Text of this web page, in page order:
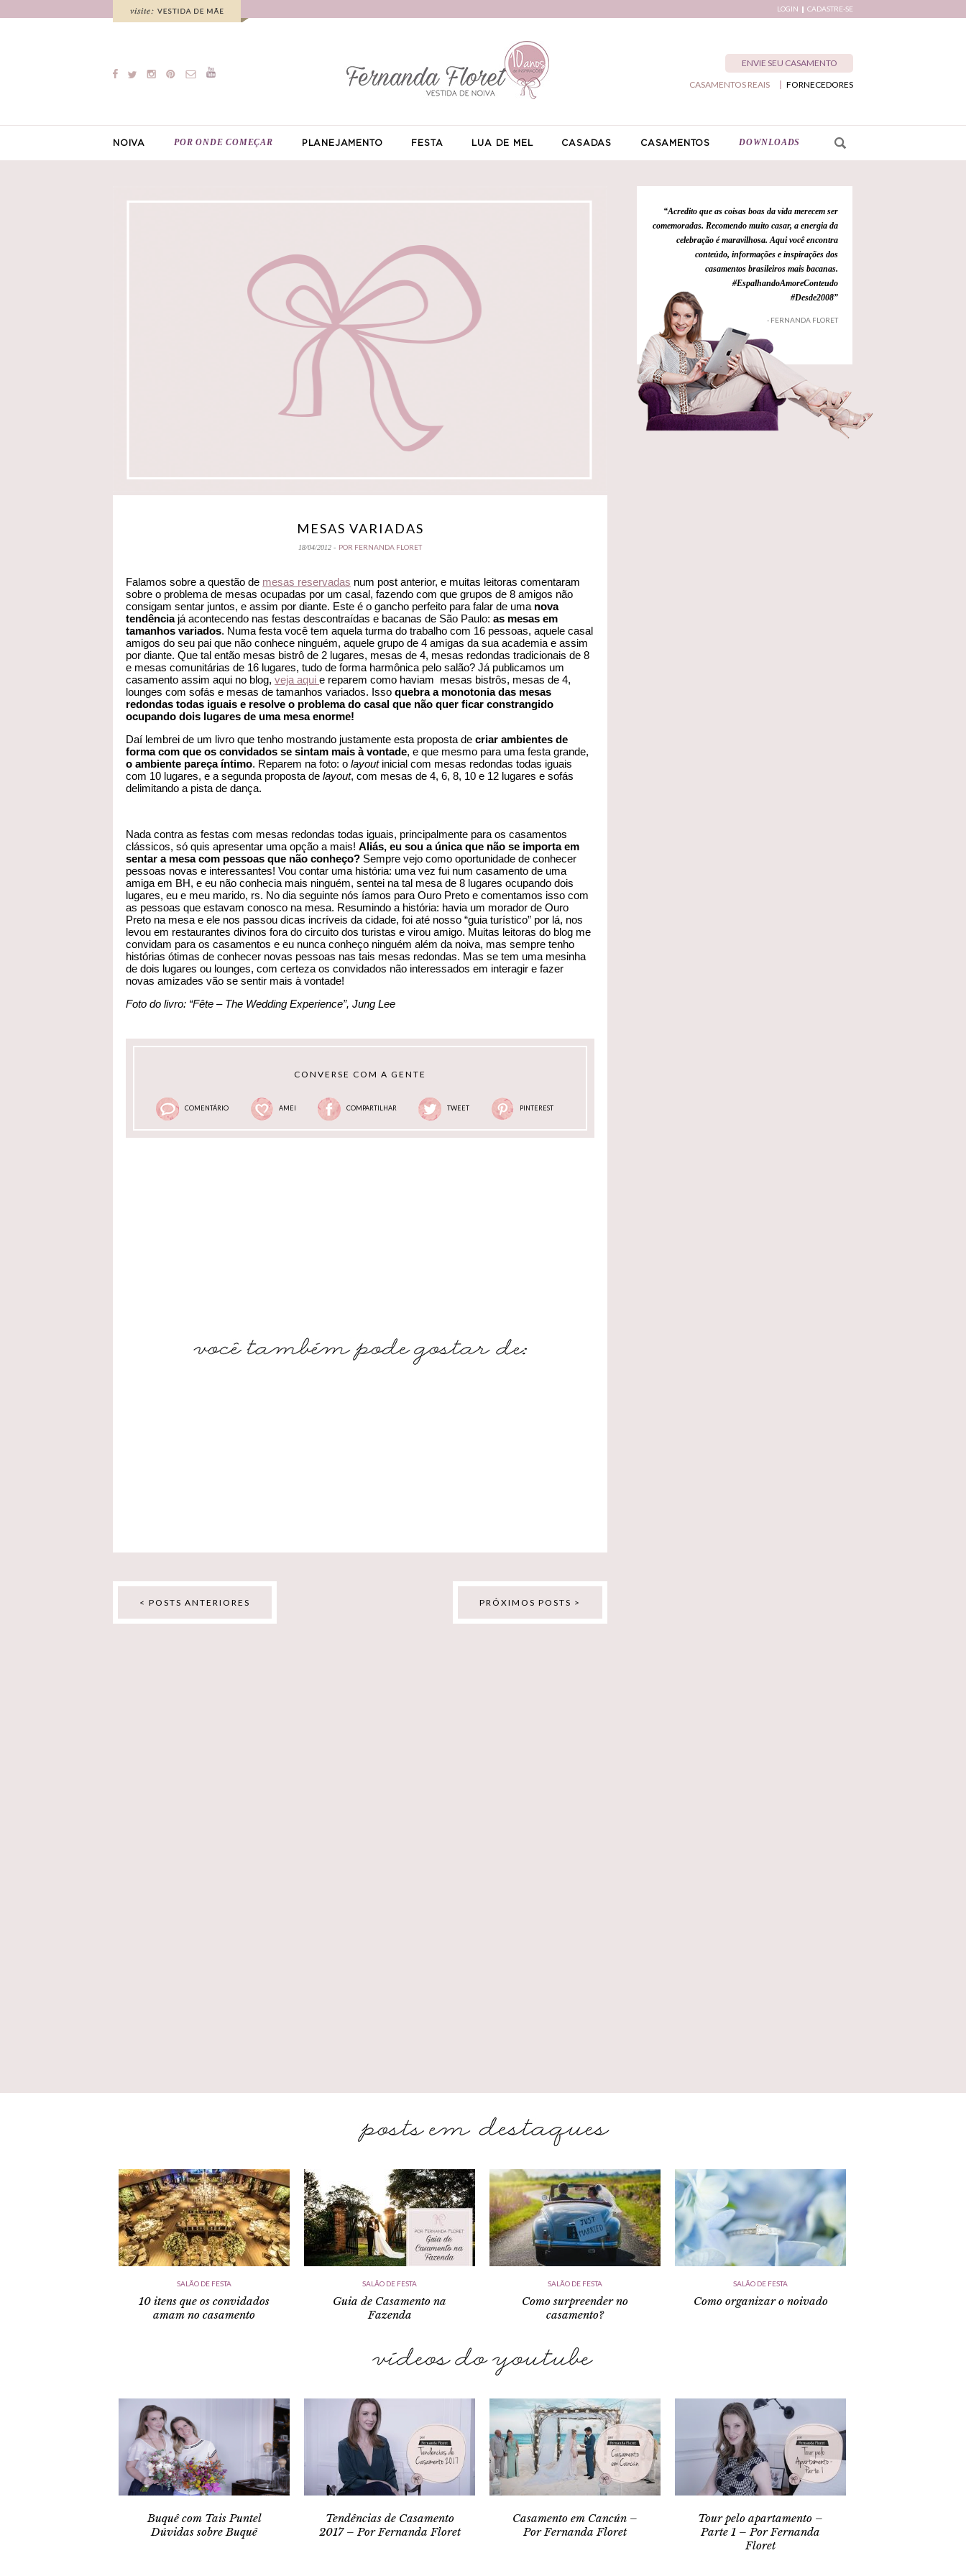
LOGIN CADASTRE-SE
ENVIE SEU CASAMENTO
FORNECEDORES
CASAMENTOS REAIS
NOIVA POR ONDE COMEÇAR PLANEJAMENTO FESTA LUA DE MEL CASADAS CASAMENTOS DOWNLOADS
MESAS VARIADAS
18/04/2012 - POR FERNANDA FLORET
Falamos sobre a questão de mesas reservadas num post anterior, e muitas leitoras comentaram
sobre o problema de mesas ocupadas por um casal, fazendo com que grupos de 8 amigos não
consigam sentar juntos, e assim por diante. Este é o gancho perfeito para falar de uma nova
tendênciajá acontecendo nas festas descontraídas e bacanas de São Paulo: as mesas em
tamanhos variados. Numa festa você tem aquela turma do trabalho com 16 pessoas, aquele casal
amigos do seu pai que não conhece ninguém, aquele grupo de 4 amigas da sua academia e assim
por diante. Que tal então mesas bistrô de 2 lugares, mesas de 4, mesas redondas tradicionais de 8
e mesas comunitárias de 16 lugares, tudo de forma harmônica pelo salão? Já publicamos um
casamento assim aqui no blog, veja aqui e reparem como haviam mesas bistrôs, mesas de 4,
lounges com sofás e mesas de tamanhos variados. Isso quebra a monotonia das mesas
redondas todas iguais e resolve o problema do casal que não quer ficar constrangido
ocupando dois lugares de uma mesa enorme!
Daí lembrei de um livro que tenho mostrando justamente esta proposta de criar ambientes de
forma com que os convidados se sintam mais à vontade, e que mesmo para uma festa grande,
o ambiente pareça íntimo. Reparem na foto: o layoutinicial com mesas redondas todas iguais
com 10 lugares, e a segunda proposta de layout, com mesas de 4, 6, 8, 10 e 12 lugares e sofás
delimitando a pista de dança.
Nada contra as festas com mesas redondas todas iguais, principalmente para os casamentos
clássicos, só quis apresentar uma opção a mais! Aliás, eu sou a única que não se importa em
sentar a mesa com pessoas que não conheço? Sempre vejo como oportunidade de conhecer
pessoas novas e interessantes! Vou contar uma história: uma vez fui num casamento de uma
amiga em BH, e eu não conhecia mais ninguém, sentei na tal mesa de 8 lugares ocupando dois
lugares, eu e meu marido, rs. No dia seguinte nós íamos para Ouro Preto e comentamos isso com
as pessoas que estavam conosco na mesa. Resumindo a história: havia um morador de Ouro
Preto na mesa e ele nos passou dicas incríveis da cidade, foi até nosso “guia turístico” por lá, nos
levou em restaurantes divinos fora do circuito dos turistas e virou amigo. Muitas leitoras do blog me
convidam para os casamentos e eu nunca conheço ninguém além da noiva, mas sempre tenho
histórias ótimas de conhecer novas pessoas nas tais mesas redondas. Mas se tem uma mesinha
de dois lugares ou lounges, com certeza os convidados não interessados em interagir e fazer
novas amizades vão se sentir mais à vontade!
Foto do livro: “Fête – The Wedding Experience”, Jung Lee
CONVERSE COM A GENTE
COMENTÁRIO AMEI COMPARTILHAR TWEET PINTEREST
< POSTS ANTERIORES PRÓXIMOS POSTS >
“Acredito que as coisas boas da vida merecem ser
comemoradas. Recomendo muito casar, a energia da
celebração é maravilhosa. Aqui você encontra
conteúdo, informações e inspirações dos
casamentos brasileiros mais bacanas.
#EspalhandoAmoreConteudo
#Desde2008”
- FERNANDA FLORET
SALÃO DE FESTA
10 itens que os convidados
amam no casamento
SALÃO DE FESTA
Guia de Casamento na
Fazenda
SALÃO DE FESTA
Como surpreender no
casamento?
SALÃO DE FESTA
Como organizar o noivado
Buquê com Tais Puntel
Dúvidas sobre Buquê
Tendências de Casamento
2017 – Por Fernanda Floret
Casamento em Cancún –
Por Fernanda Floret
Tour pelo apartamento –
Parte 1 – Por Fernanda
Floret